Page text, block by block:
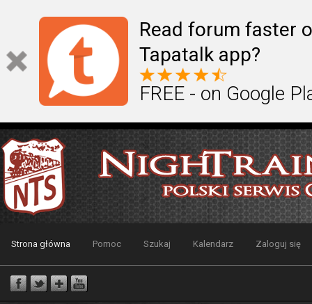
Read forum faster
Tapatalk app?
FREE - on Google
Strona główna Pomoc Szukaj Kalendarz Zaloguj się